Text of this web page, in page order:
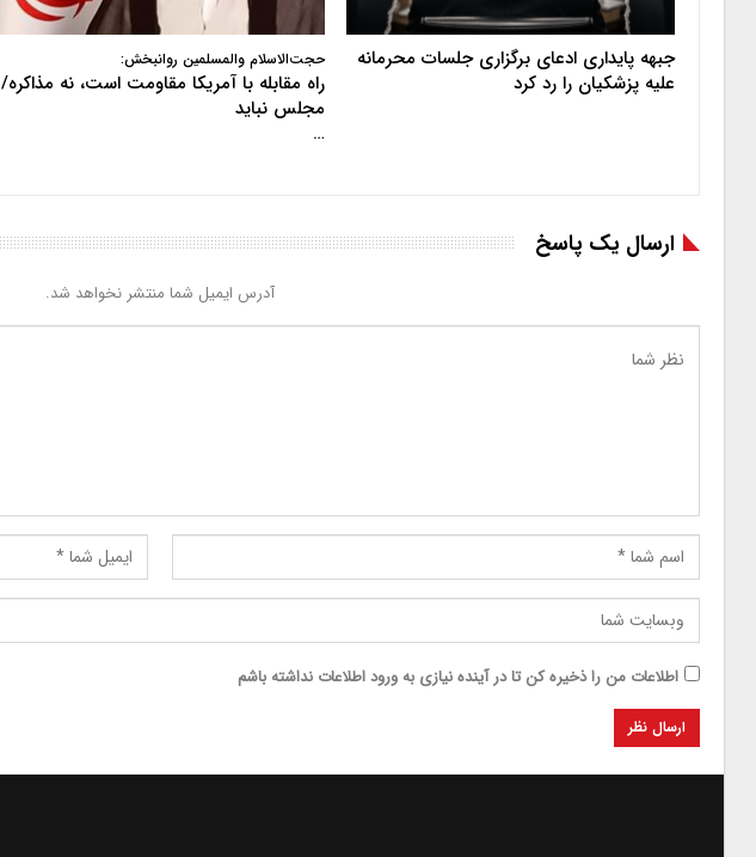
جبهه پایداری ادعای برگزاری جلسات محرمانه
علیه پزشکیان را رد کرد
حجت‌الاسلام والمسلمین روانبخش:
راه مقابله با آمریکا مقاومت است، نه مذاکره/
مجلس نباید
…
ارسال یک پاسخ
آدرس ایمیل شما منتشر نخواهد شد.
اطلاعات من را ذخیره کن تا در آینده نیازی به ورود اطلاعات نداشته باشم